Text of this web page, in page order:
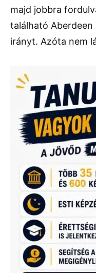
majd jobbra
található
irányt. Azóta nem